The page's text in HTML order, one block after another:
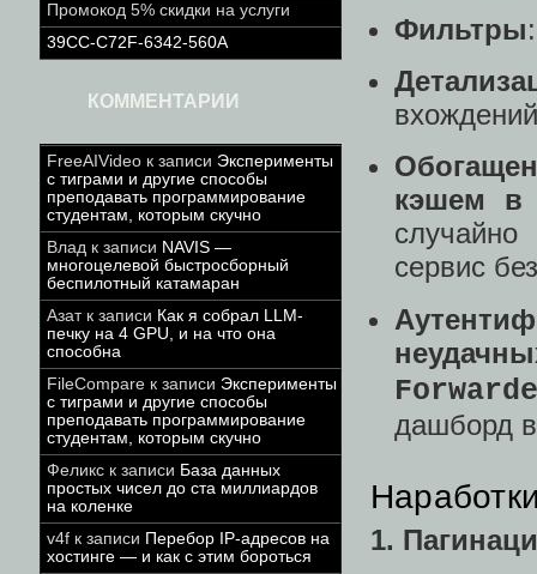
Промокод 5% скидки на услуги
39CC-C72F-6342-560A
КОММЕНТАРИИ
FreeAIVideo к записи Эксперименты
с тиграми и другие способы
преподавать программирование
студентам, которым скучно
Влад к записи NAVIS —
многоцелевой быстросборный
беспилотный катамаран
Азатк записи Как я собрал LLM-
печку на 4 GPU, и на что она
способна
FileCompare к записи Эксперименты
с тиграми и другие способы
преподавать программирование
студентам, которым скучно
Феликс к записи База данных
простых чисел до ста миллиардов
на коленке
v4f к записи Перебор IP-адресов на
хостинге — и как с этим бороться
Фильтры
кэшем
сервис
дашборд
1.